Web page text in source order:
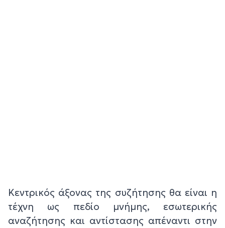
Κεντρικός άξονας της συζήτησης θα είναι η
τέχνη ως πεδίο μνήμης, εσωτερικής
αναζήτησης και αντίστασης απέναντι στην